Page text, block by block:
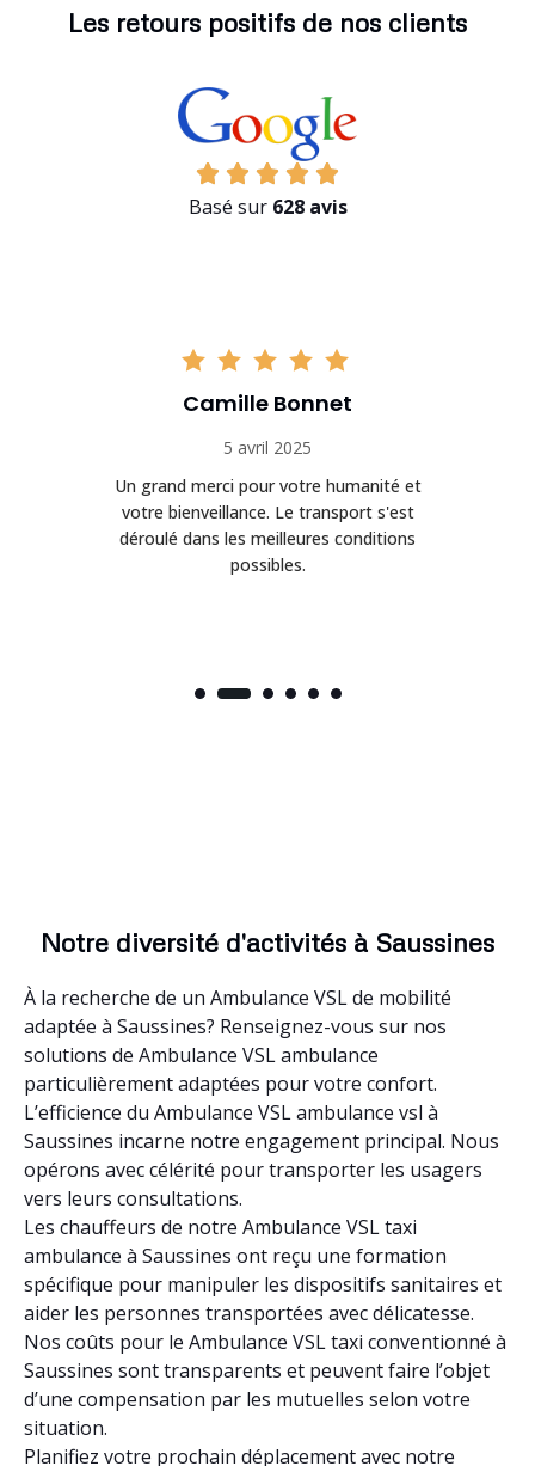
Les retours positifs de nos clients
Basé sur 628 avis
Camille Bonnet
5 avril 2025
Un grand merci pour votre humanité et
votre bienveillance. Le transport s'est
déroulé dans les meilleures conditions
possibles.
Notre diversité d'activités à Saussines
À la recherche de un Ambulance VSL de mobilité
adaptée à Saussines? Renseignez-vous sur nos
solutions de Ambulance VSL ambulance
particulièrement adaptées pour votre confort.
L’efficience du Ambulance VSL ambulance vsl à
Saussines incarne notre engagement principal. Nous
opérons avec célérité pour transporter les usagers
vers leurs consultations.
Les chauffeurs de notre Ambulance VSL taxi
ambulance à Saussines ont reçu une formation
spécifique pour manipuler les dispositifs sanitaires et
aider les personnes transportées avec délicatesse.
Nos coûts pour le Ambulance VSL taxi conventionné à
Saussines sont transparents et peuvent faire l’objet
d’une compensation par les mutuelles selon votre
situation.
Planifiez votre prochain déplacement avec notre